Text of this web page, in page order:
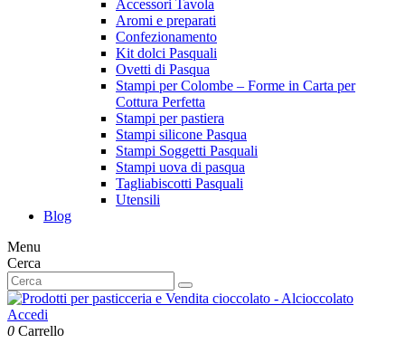
Accessori Tavola
Aromi e preparati
Confezionamento
Kit dolci Pasquali
Ovetti di Pasqua
Stampi per Colombe – Forme in Carta per
Cottura Perfetta
Stampi per pastiera
Stampi silicone Pasqua
Stampi Soggetti Pasquali
Stampi uova di pasqua
Tagliabiscotti Pasquali
Utensili
Blog
Menu
Cerca
Accedi
0 Carrello